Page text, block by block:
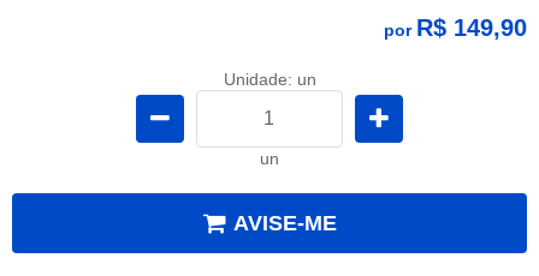
por R$ 149,90
Unidade: un
un
AVISE-ME